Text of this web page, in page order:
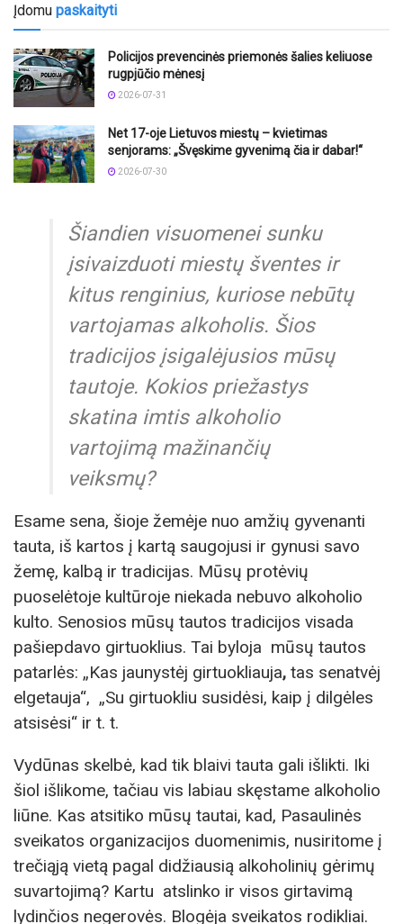
Įdomu paskaityti
Policijos prevencinės priemonės šalies keliuose
rugpjūčio mėnesį
2026-07-31
Net 17-oje Lietuvos miestų – kvietimas
senjorams: „Švęskime gyvenimą čia ir dabar!“
2026-07-30
Šiandien visuomenei sunku
įsivaizduoti miestų šventes ir
kitus renginius, kuriose nebūtų
vartojamas alkoholis. Šios
tradicijos įsigalėjusios mūsų
tautoje. Kokios priežastys
skatina imtis alkoholio
vartojimą mažinančių
veiksmų?
Esame sena, šioje žemėje nuo amžių gyvenanti
tauta, iš kartos į kartą saugojusi ir gynusi savo
žemę, kalbą ir tradicijas. Mūsų protėvių
puoselėtoje kultūroje niekada nebuvo alkoholio
kulto. Senosios mūsų tautos tradicijos visada
pašiepdavo girtuoklius. Tai byloja mūsų tautos
patarlės: „Kas jaunystėj girtuokliauja, tas senatvėj
elgetauja“, „Su girtuokliu susidėsi, kaip į dilgėles
atsisėsi“ ir t. t.
Vydūnas skelbė, kad tik blaivi tauta gali išlikti. Iki
šiol išlikome, tačiau vis labiau skęstame alkoholio
liūne. Kas atsitiko mūsų tautai, kad, Pasaulinės
sveikatos organizacijos duomenimis, nusiritome į
trečiąją vietą pagal didžiausią alkoholinių gėrimų
suvartojimą? Kartu atslinko ir visos girtavimą
lydinčios negerovės. Blogėja sveikatos rodikliai.